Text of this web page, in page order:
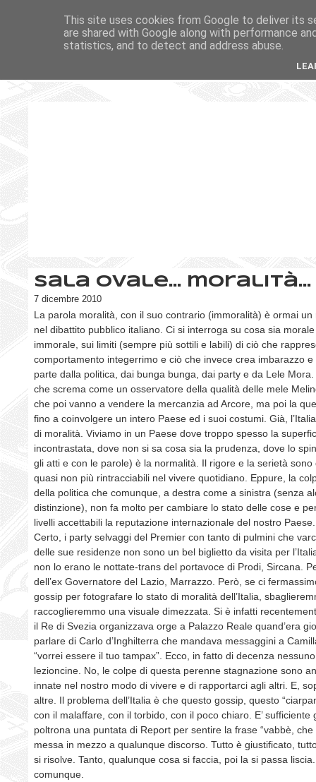
Sala Ovale... moralità...
7 dicembre 2010
La parola moralità, con il suo contrario (immoralità) è ormai
nel dibattito pubblico italiano. Ci si interroga su cosa sia
immorale, sui limiti (sempre più sottili e labili) di ciò che
comportamento integerrimo e ciò che invece crea imbarazzo e
parte dalla politica, dai bunga bunga, dai party e da Lele
che screma come un osservatore della qualità delle mele
che poi vanno a vendere la mercanzia ad Arcore, ma poi la
fino a coinvolgere un intero Paese ed i suoi costumi. Già,
di moralità. Viviamo in un Paese dove troppo spesso la
incontrastata, dove non si sa cosa sia la prudenza, dove lo
gli atti e con le parole) è la normalità. Il rigore e la serietà sono
quasi non più rintracciabili nel vivere quotidiano. Eppure, la
della politica che comunque, a destra come a sinistra (senza
distinzione), non fa molto per cambiare lo stato delle cose e
livelli accettabili la reputazione internazionale del nostro Paese.
Certo, i party selvaggi del Premier con tanto di pulmini che
delle sue residenze non sono un bel biglietto da visita per
non lo erano le nottate-trans del portavoce di Prodi, Sircana.
dell’ex Governatore del Lazio, Marrazzo. Però, se ci
gossip per fotografare lo stato di moralità dell’Italia,
raccoglieremmo una visuale dimezzata. Si è infatti
il Re di Svezia organizzava orge a Palazzo Reale quand’era
parlare di Carlo d’Inghilterra che mandava messaggini a
“vorrei essere il tuo tampax”. Ecco, in fatto di decenza
lezioncine. No, le colpe di questa perenne stagnazione sono
innate nel nostro modo di vivere e di rapportarci agli altri. E,
altre. Il problema dell’Italia è che questo gossip, questo
con il malaffare, con il torbido, con il poco chiaro. E’ sufficiente
poltrona una puntata di Report per sentire la frase “vabbè, che
messa in mezzo a qualunque discorso. Tutto è giustificato,
si risolve. Tanto, qualunque cosa si faccia, poi la si passa
comunque.
This site uses cookies from Google to deliver its
are shared with Google along with performance
statistics, and to detect and address abuse.